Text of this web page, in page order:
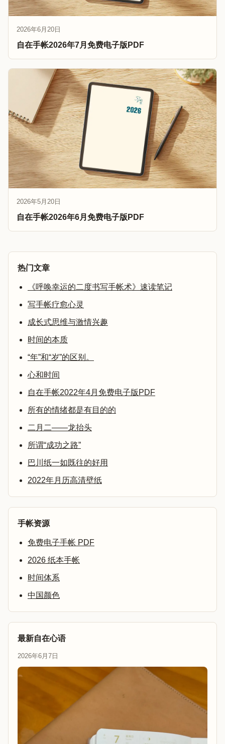
2026年6月20日
自在手帐2026年7月免费电子版PDF
2026年5月20日
自在手帐2026年6月免费电子版PDF
热门文章
《呼唤幸运的二度书写手帐术》速读笔记
写手帐疗愈心灵
成长式思维与激情兴趣
时间的本质
“年”和“岁”的区别。
心和时间
自在手帐2022年4月免费电子版PDF
所有的情绪都是有目的的
二月二——龙抬头
所谓“成功之路”
巴川纸一如既往的好用
2022年月历高清壁纸
手帐资源
免费电子手帐 PDF
2026 纸本手帐
时间体系
中国颜色
最新自在心语
2026年6月7日